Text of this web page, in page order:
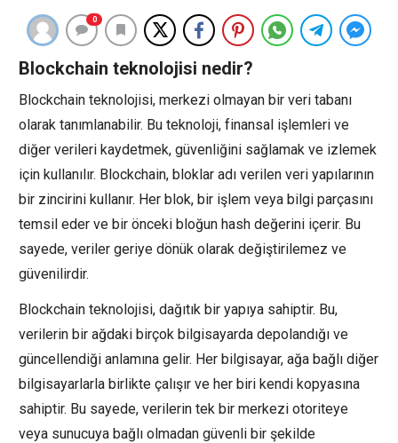
0
Blockchain teknolojisi nedir?
Blockchain teknolojisi, merkezi olmayan bir veri tabanı
olarak tanımlanabilir. Bu teknoloji, finansal işlemleri ve
diğer verileri kaydetmek, güvenliğini sağlamak ve izlemek
için kullanılır. Blockchain, bloklar adı verilen veri yapılarının
bir zincirini kullanır. Her blok, bir işlem veya bilgi parçasını
temsil eder ve bir önceki bloğun hash değerini içerir. Bu
sayede, veriler geriye dönük olarak değiştirilemez ve
güvenilirdir.
Blockchain teknolojisi, dağıtık bir yapıya sahiptir. Bu,
verilerin bir ağdaki birçok bilgisayarda depolandığı ve
güncellendiği anlamına gelir. Her bilgisayar, ağa bağlı diğer
bilgisayarlarla birlikte çalışır ve her biri kendi kopyasına
sahiptir. Bu sayede, verilerin tek bir merkezi otoriteye
veya sunucuya bağlı olmadan güvenli bir şekilde